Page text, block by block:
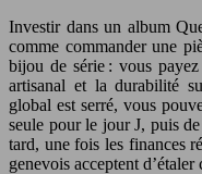
Investir dans un album
comme commander une
bijou de série : vous
artisanal et la durabilité
global est serré, vous
seule pour le jour J, puis
tard, une fois les finances
genevois acceptent